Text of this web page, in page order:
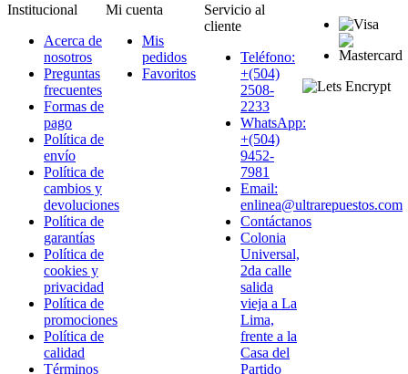
Institucional
Acerca de
nosotros
Preguntas
frecuentes
Formas de
pago
Política de
envío
Política de
cambios y
devoluciones
Política de
garantías
Política de
cookies y
privacidad
Política de
promociones
Política de
calidad
Términos
Mi cuenta
Mis
pedidos
Favoritos
Servicio al
cliente
Teléfono:
+(504)
2508-
2233
WhatsApp:
+(504)
9452-
7981
Email:
enlinea@ultrarepuestos.com
Contáctanos
Colonia
Universal,
2da calle
salida
vieja a La
Lima,
frente a la
Casa del
Partido